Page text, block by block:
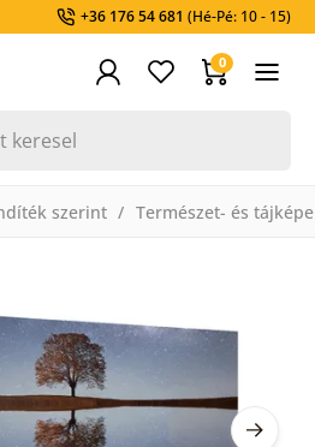
+36 176 54 681 (Hé-Pé: 10 - 15)
0
szerint Természet- és